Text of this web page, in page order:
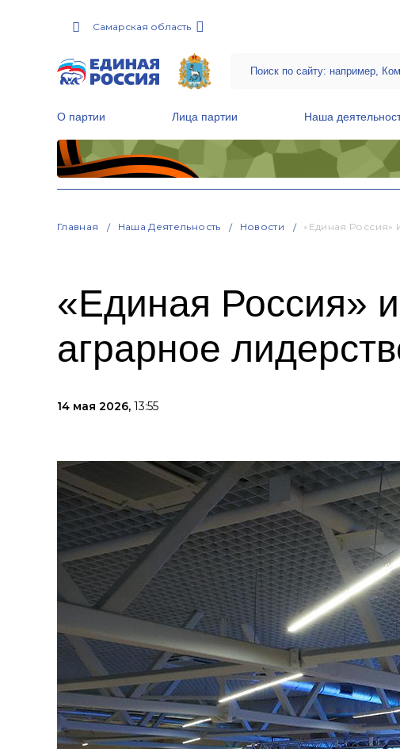
Самарская область
О партии Лица партии Наша
Главная Наша Деятельность Новости «Единая Россия»
«Единая Россия»
аграрное
14 мая 2026, 13:55